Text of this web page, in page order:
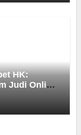
HK:
Judi Online